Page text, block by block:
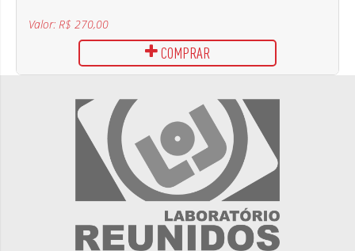
Valor: R$ 270,00
COMPRAR